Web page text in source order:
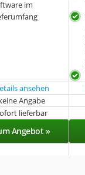
im
ansehen
Angabe
lieferbar
Angebot »